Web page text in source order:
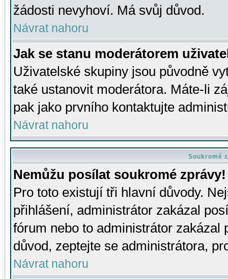
žádosti nevyhoví. Má svůj důvod.
Návrat nahoru
Jak se stanu moderátorem
Uživatelské skupiny jsou původně
také ustanovit moderátora. Máte-li
pak jako prvního kontaktujte
Návrat nahoru
Soukromé
Nemůžu posílat soukromé zprávy!
Pro toto existují tři hlavní důvody.
přihlášení, administrátor zakázal
fórum nebo to administrátor zakázal
důvod, zeptejte se administrátora,
Návrat nahoru